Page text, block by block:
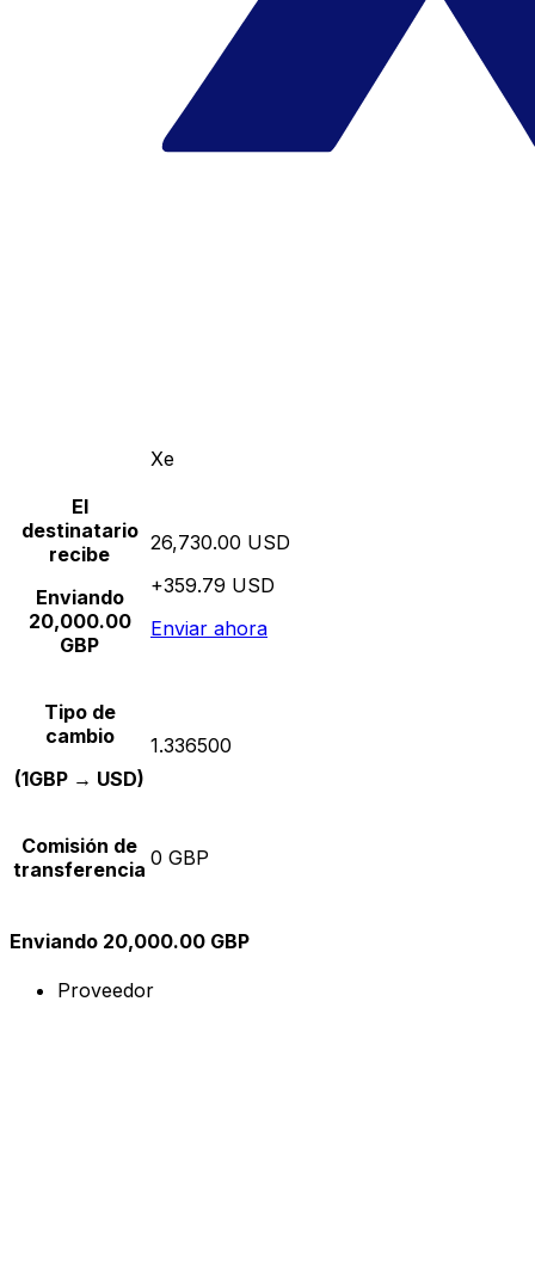
Xe
El
destinatario
recibe
Enviando
20,000.00
GBP
26,730.00 USD
+359.79 USD
Enviar ahora
Tipo de
cambio
(1GBP → USD)
1.336500
Comisión de
transferencia 0 GBP
Enviando 20,000.00 GBP
Proveedor